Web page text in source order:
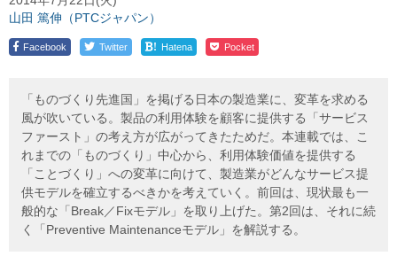
山田 篤伸（PTCジャパン）
Facebook Twitter ! Hatena Pocket
「ものづくり先進国」を掲げる日本の製造業に、変革を求める
風が吹いている。製品の利用体験を顧客に提供する「サービス
ファースト」の考え方が広がってきたためだ。本連載では、こ
れまでの「ものづくり」中心から、利用体験価値を提供する
「ことづくり」への変革に向けて、製造業がどんなサービス提
供モデルを確立するべきかを考えていく。前回は、現状最も一
般的な「Break／Fixモデル」を取り上げた。第2回は、それに続
く「Preventive Maintenanceモデル」を解説する。